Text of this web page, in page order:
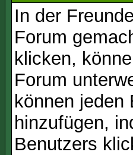
In der
Forum
klicken,
Forum
können jeden
hinzufügen,
Benutzers